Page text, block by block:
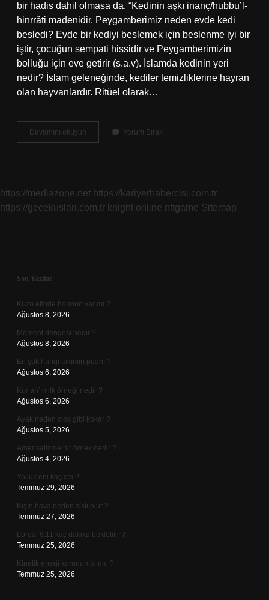
bir hadis dahil olmasa da. “Kedinin aşkı inanç/hubbu’l-
hinrrâti madenidir. Peygamberimiz neden evde kedi
besledi? Evde bir kediyi beslemek için beslenme iyi bir
iştir, çocuğun sempati hissidir ve Peygamberimizin
bolluğu için eve getirir (s.a.v). İslamda kedinin yeri
nedir? İslam geleneğinde, kediler temizliklerine hayran
olan hayvanlardır. Ritüel olarak…
Devamını okuyun Peygamberimiz
Kedi
Yorum Bırak
https://mediazone.net https://kariyerhabercisi.com.tr
https://gecekuslari.com.tr knight online nttgame Sitemap
Sidebar
Son Yazılar
Kuzu etinde hormon var mı ?
Ağustos 8, 2026
Moment dengesi nedir ?
Ağustos 8, 2026
En çok hangi takımın puanı ?
Ağustos 6, 2026
Kur’an’ın ilk örneği nedir ?
Ağustos 6, 2026
Ayak neden cips gibi kokar ?
Ağustos 5, 2026
Amensalizme bir örnek nedir ?
Ağustos 4, 2026
Yolluk eni kaç cm ?
Temmuz 29, 2026
Kışın hava neden sisli olur ?
Temmuz 27, 2026
Loreal 8.11 kaç dakika bekletilir ?
Temmuz 25, 2026
Kinetik enerji korunumlu mu ?
Temmuz 25, 2026